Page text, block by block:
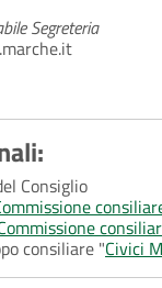
Segreteria
Consiglio
consiliare "Civici